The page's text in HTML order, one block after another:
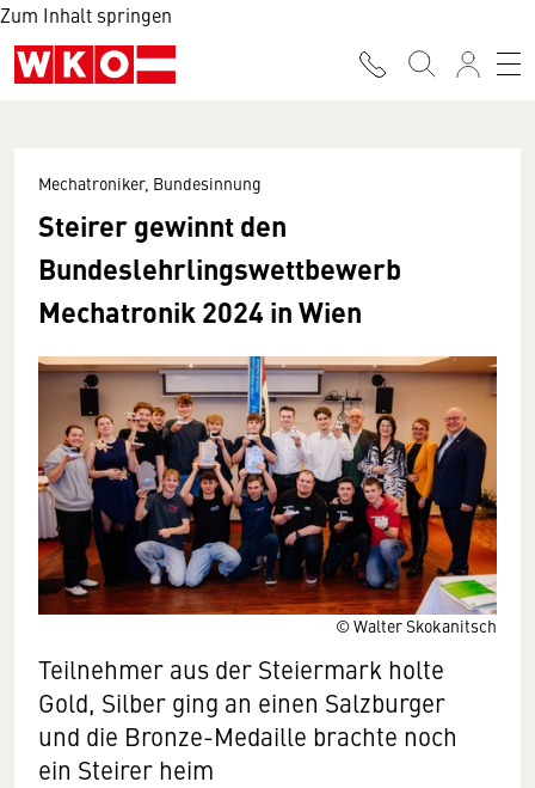
Zum Inhalt springen
© Walter Skokanitsch
Mechatroniker, Bundesinnung
Steirer gewinnt den
Bundeslehrlingswettbewerb
Mechatronik 2024 in Wien
Teilnehmer aus der Steiermark holte
Gold, Silber ging an einen Salzburger
und die Bronze-Medaille brachte noch
ein Steirer heim